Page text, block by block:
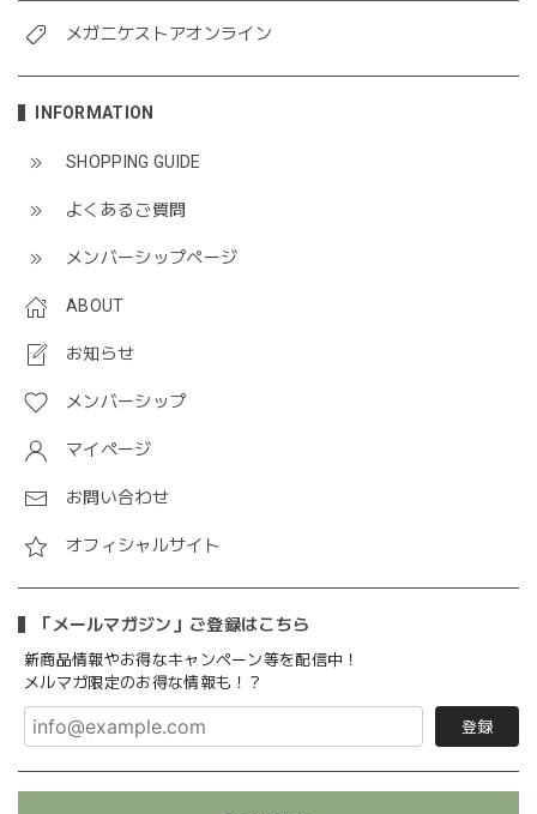
メガニケストアオンライン
INFORMATION
SHOPPING GUIDE
よくあるご質問
メンバーシップページ
ABOUT
お知らせ
メンバーシップ
マイページ
お問い合わせ
オフィシャルサイト
「メールマガジン」ご登録はこちら
新商品情報やお得なキャンペーン等を配信中！
メルマガ限定のお得な情報も！？
登録